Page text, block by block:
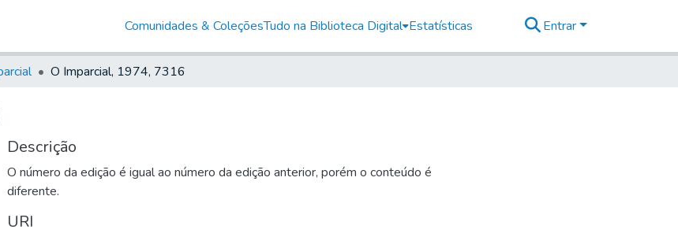
Comunidades & ColeçõesTudo na Biblioteca Digital Estatísticas Entrar
O Imparcial, 1974, 7316
Descrição
O número da edição é igual ao número da edição anterior, porém o conteúdo é
diferente.
URI